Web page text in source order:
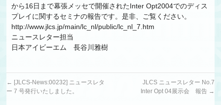
から16日まで幕張メッセで開催されたInter Opt2004でのディス
プレイに関するセミナの報告です。是非、ご覧ください。
http://www.jlcs.jp/main/lc_nl/public/lc_nl_7.htm
ニュースレター担当
日本アイビーエム 長谷川雅樹
← [JLCS-News:00232] ニュースレタ
ー 7 号発行いたしました。
JLCS ニュースレター No.7
Inter Opt 04展示会 報告 →